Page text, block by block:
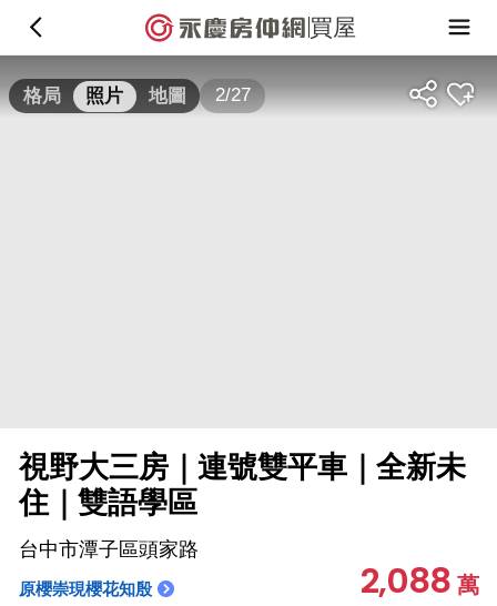
買屋
格局 照片 地圖 2/27
視野大三房｜連號雙平車｜全新未
住｜雙語學區
台中市潭子區頭家路
原櫻崇現櫻花知殷 2,088萬